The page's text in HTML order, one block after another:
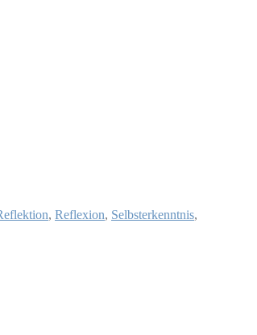
, Reflexion, Selbsterkenntnis,